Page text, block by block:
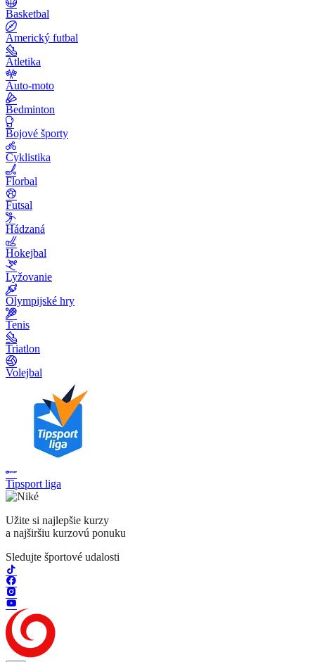
Basketbal
Americký futbal
Atletika
Auto-moto
Bedminton
Bojové športy
Cyklistika
Florbal
Futsal
Hádzaná
Hokejbal
Lyžovanie
Olympijské hry
Tenis
Triatlon
Volejbal
Tipsport liga
Užite si najlepšie kurzy
a najširšiu kurzovú ponuku
Sledujte športové udalosti